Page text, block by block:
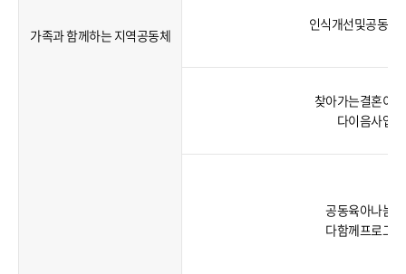
가족과 함께하는 지역공동체
인식개선및공동체
찾아가는결혼이
다이음사업
공동육아나눔터
다함께프로그램